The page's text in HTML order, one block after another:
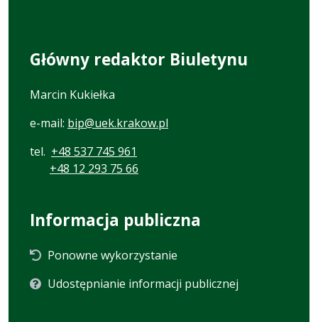
Główny redaktor Biuletynu
Marcin Kukiełka
e-mail: bip@uek.krakow.pl
tel. +48 537 745 961
+48 12 293 75 66
Informacja publiczna
Ponowne wykorzystanie
Udostępnianie informacji publicznej